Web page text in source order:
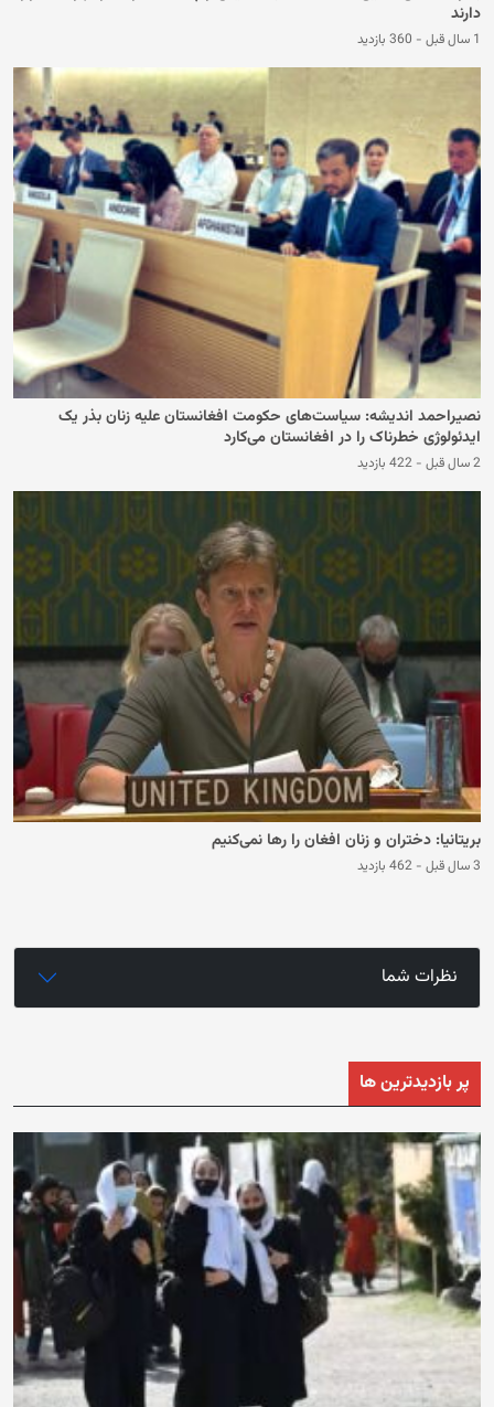
دارند
1 سال قبل - 360 بازدید
نصیراحمد اندیشه: سیاست‌های حکومت افغانستان علیه زنان بذر یک
ایدئولوژی خطرناک را در افغانستان می‌کارد
2 سال قبل - 422 بازدید
بریتانیا: دختران و زنان افغان را رها نمی‌کنیم
3 سال قبل - 462 بازدید
نظرات شما
پر بازدیدترین ها